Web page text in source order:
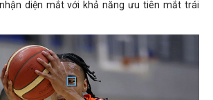
diện mắt với khả năng ưu tiên mắt trái